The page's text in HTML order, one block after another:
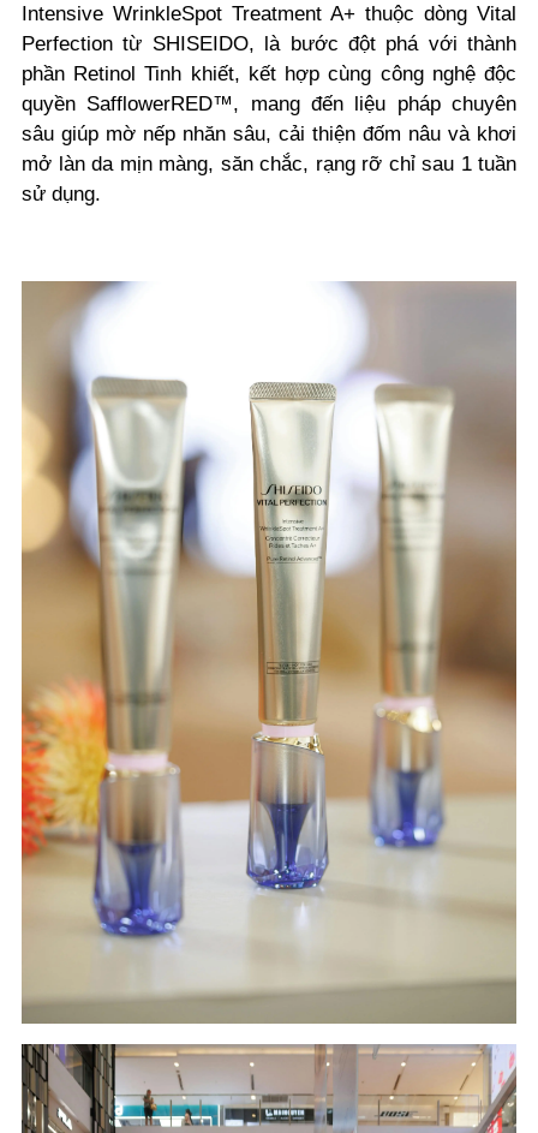
Intensive WrinkleSpot Treatment A+ thuộc dòng Vital
Perfection từ SHISEIDO, là bước đột phá với thành
phần Retinol Tinh khiết, kết hợp cùng công nghệ độc
quyền SafflowerRED™, mang đến liệu pháp chuyên
sâu giúp mờ nếp nhăn sâu, cải thiện đốm nâu và khơi
mở làn da mịn màng, săn chắc, rạng rỡ chỉ sau 1 tuần
sử dụng.